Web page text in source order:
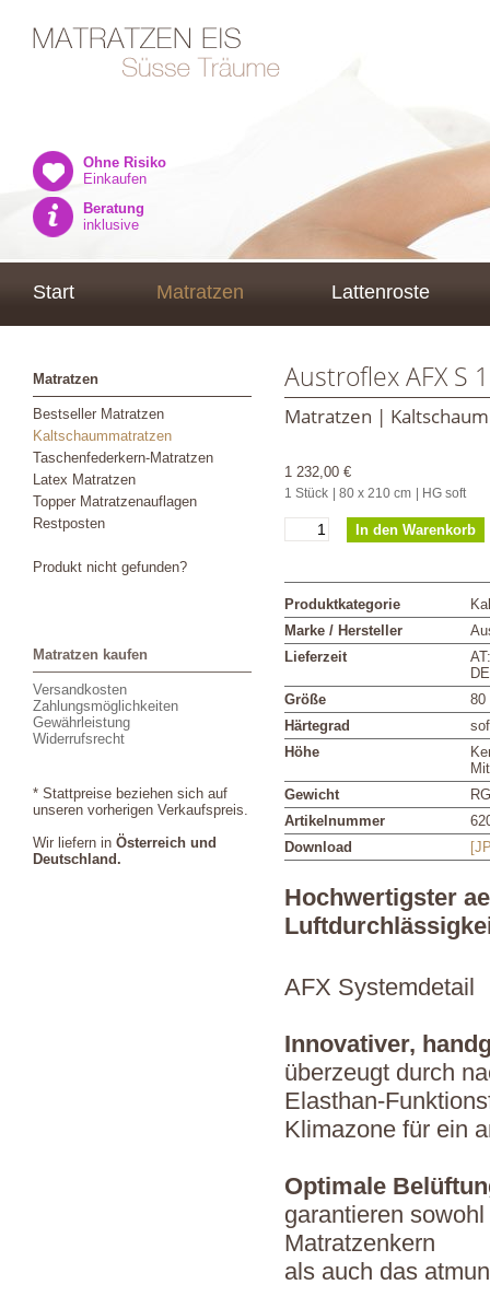
Ohne Risiko
Einkaufen
Beratung
inklusive
Start Matratzen Lattenroste
Matratzen
Bestseller Matratzen
Kaltschaummatratzen
Taschenfederkern-Matratzen
Latex Matratzen
Topper Matratzenauflagen
Restposten
Produkt nicht gefunden?
Matratzen kaufen
Versandkosten
Zahlungsmöglichkeiten
Gewährleistung
Widerrufsrecht
* Stattpreise beziehen sich auf
unseren vorherigen Verkaufspreis.
Wir liefern in Österreich und
Deutschland.
Austroflex AFX S
Matratzen |
1 232,00 €
1 Stück | 80 x 210 cm | HG soft
Produktkategorie
Marke / Hersteller
Lieferzeit
Größe
80
Härtegrad
Höhe
Gewicht
Artikelnummer
Download
Hochwertigster
AFX Systemdetail
Innovativer,
überzeugt durch
Elasthan-
Klimazone für ein
Optimale
garantieren
Matratzenkern
als auch das